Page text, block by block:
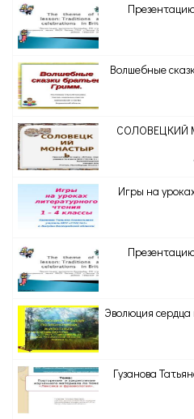
Волшебные
СОЛОВЕЦКИЙ
Игры на
Эволюция сердца
Гузанова